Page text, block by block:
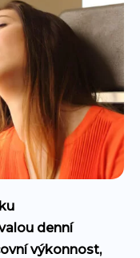
denní
výkonnost,